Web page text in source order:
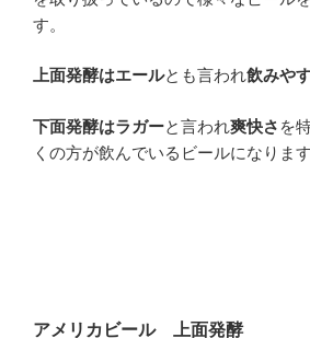
す。
上面発酵はエールとも言われ飲みや
下面発酵はラガーと言われ爽快さ を
くの方が飲んでいるビールになります
アメリカビール 上面発酵